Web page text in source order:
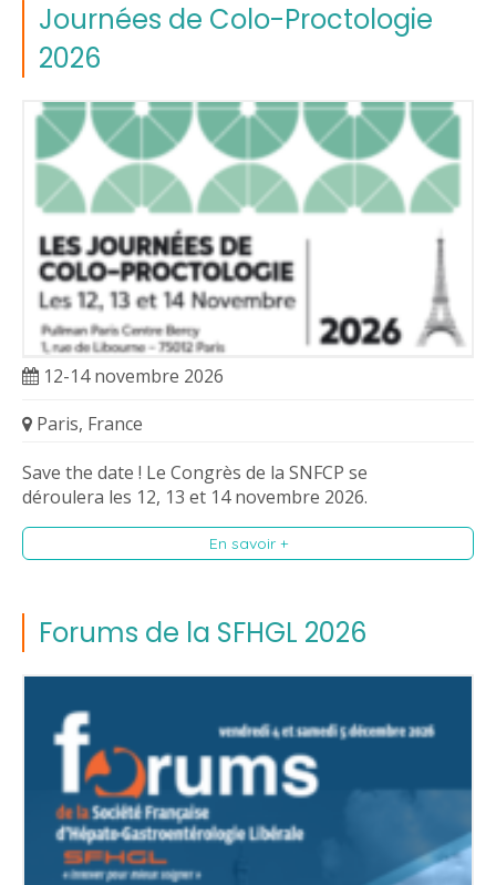
Journées de Colo-Proctologie
2026
12-14 novembre 2026
Paris, France
Save the date ! Le Congrès de la SNFCP se
déroulera les 12, 13 et 14 novembre 2026.
En savoir +
Forums de la SFHGL 2026